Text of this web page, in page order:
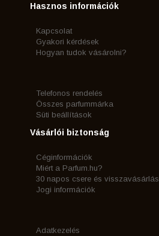
Hasznos információk
Kapcsolat
Gyakori kérdések
Hogyan tudok vásárolni?
Telefonos rendelés
Összes parfummárka
Süti beállítások
Vásárlói biztonság
Céginformációk
Miért a Parfum.hu?
30 napos csere és visszavásárlás
Jogi információk
Adatkezelés